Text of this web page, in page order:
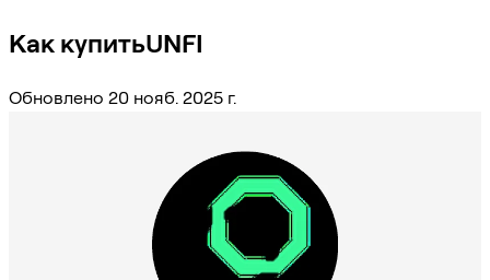
Как купитьUNFI
Обновлено 20 нояб. 2025 г.